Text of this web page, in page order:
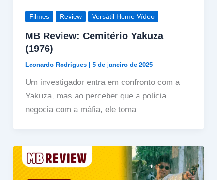
Filmes Review Versátil Home Vídeo
MB Review: Cemitério Yakuza
(1976)
Leonardo Rodrigues 5 de janeiro de 2025
Um investigador entra em confronto com a
Yakuza, mas ao perceber que a polícia
negocia com a máfia, ele toma